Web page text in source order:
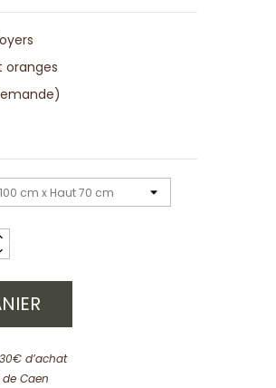
oranges
d’achat
Caen